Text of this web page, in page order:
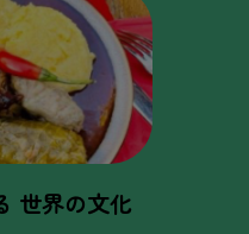
世界の文化